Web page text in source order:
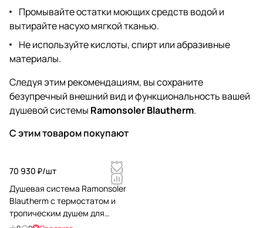
Промывайте остатки моющих средств водой и
вытирайте насухо мягкой тканью.
Не используйте кислоты, спирт или абразивные
материалы.
Следуя этим рекомендациям, вы сохраните
безупречный внешний вид и функциональность вашей
душевой системы Ramonsoler Blautherm.
С этим товаром покупают
70 930 ₽/шт
Душевая система Ramonsoler
Blautherm с термостатом и
тропическим душем для
ванны 944802RK250